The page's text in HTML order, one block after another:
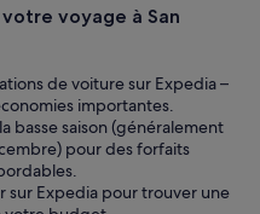
voyage à San
de voiture sur Expedia –
importantes.
basse saison (généralement
pour des forfaits
sur Expedia pour trouver une